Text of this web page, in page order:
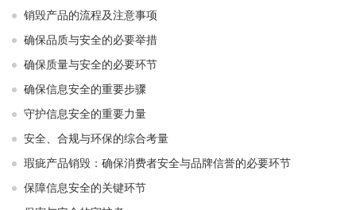
销毁产品的流程及注意事项
确保品质与安全的必要举措
确保质量与安全的必要环节
确保信息安全的重要步骤
守护信息安全的重要力量
安全、合规与环保的综合考量
瑕疵产品销毁：确保消费者安全与品牌信誉的必要环节
保障信息安全的关键环节